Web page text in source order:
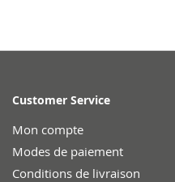
Customer Service
Mon compte
Modes de paiement
Conditions de livraison